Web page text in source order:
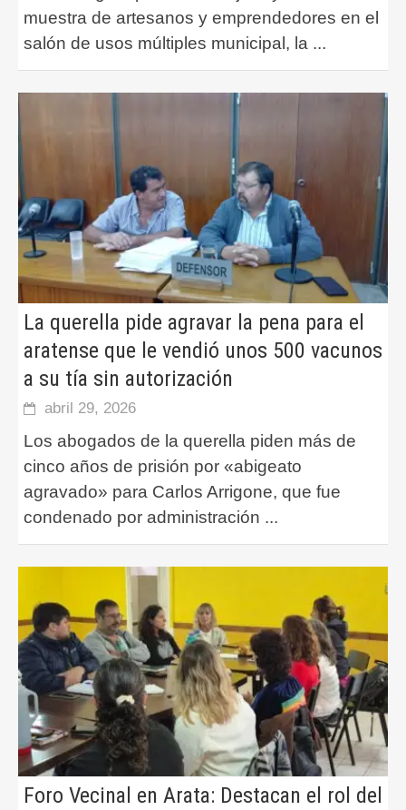
muestra de artesanos y emprendedores en el
salón de usos múltiples municipal, la ...
La querella pide agravar la pena para el
aratense que le vendió unos 500 vacunos
a su tía sin autorización
abril 29, 2026
Los abogados de la querella piden más de
cinco años de prisión por «abigeato
agravado» para Carlos Arrigone, que fue
condenado por administración ...
Foro Vecinal en Arata: Destacan el rol del